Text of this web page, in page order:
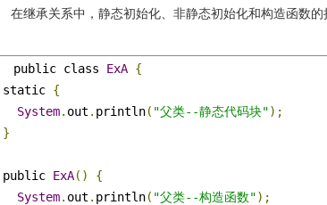
在继承关系中，静态初始化、非静态初始化和构造函数的
public class ExA {
static
{
System. out . println( "父类--静态代码块");
}
public
ExA()
{
System. out . println( "父类--构造函数");